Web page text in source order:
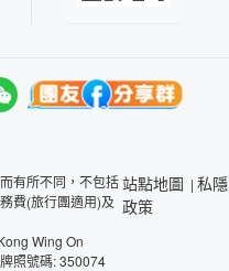
有所不同，不包括
費(旅行團適用)及
Wing On
照號碼: 350074
站點地圖 | 私隱
政策